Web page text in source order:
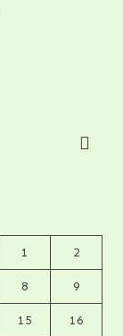
1 2
8 9
15 16